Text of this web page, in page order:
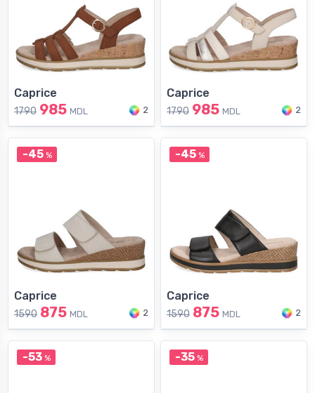
Caprice
1790 985 MDL 2
Caprice
1790 985 MDL 2
-45%
Caprice
1590 875 MDL 2
-45%
Caprice
1590 875 MDL 2
-53% -35%